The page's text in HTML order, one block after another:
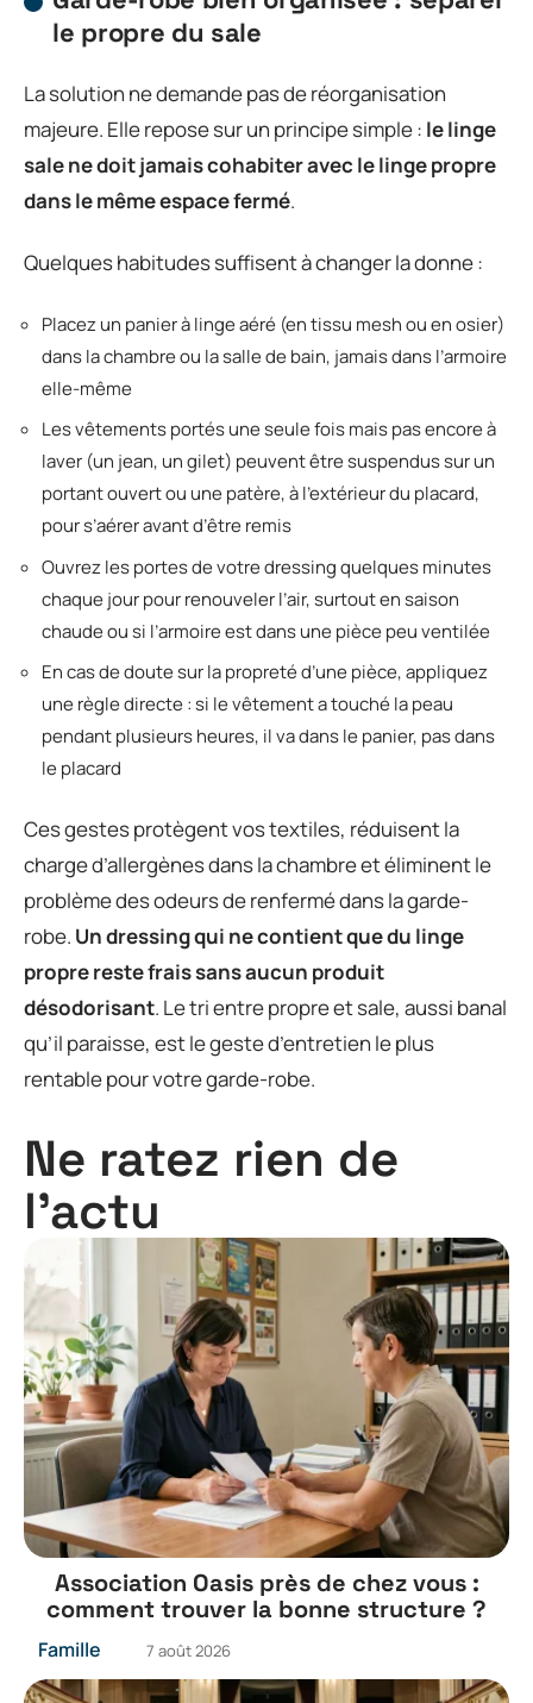
le propre du sale
La solution ne demande pas de réorganisation
majeure. Elle repose sur un principe simple : le linge
sale ne doit jamais cohabiter avec le linge propre
dans le même espace fermé.
Quelques habitudes suffisent à changer la donne :
Placez un panier à linge aéré (en tissu mesh ou en osier)
dans la chambre ou la salle de bain, jamais dans l’armoire
elle-même
Les vêtements portés une seule fois mais pas encore à
laver (un jean, un gilet) peuvent être suspendus sur un
portant ouvert ou une patère, à l’extérieur du placard,
pour s’aérer avant d’être remis
Ouvrez les portes de votre dressing quelques minutes
chaque jour pour renouveler l’air, surtout en saison
chaude ou si l’armoire est dans une pièce peu ventilée
En cas de doute sur la propreté d’une pièce, appliquez
une règle directe : si le vêtement a touché la peau
pendant plusieurs heures, il va dans le panier, pas dans
le placard
Ces gestes protègent vos textiles, réduisent la
charge d’allergènes dans la chambre et éliminent le
problème des odeurs de renfermé dans la garde-
robe. Un dressing qui ne contient que du linge
propre reste frais sans aucun produit
désodorisant. Le tri entre propre et sale, aussi banal
qu’il paraisse, est le geste d’entretien le plus
rentable pour votre garde-robe.
Ne ratez rien de
l'actu
Association Oasis près de chez vous :
comment trouver la bonne structure ?
Famille 7 août 2026